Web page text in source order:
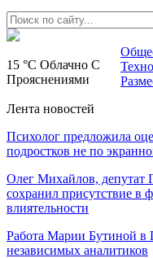
15 °C Облачно С
Прояснениями
Лента новостей
Психолог предложила
подростков не по
Олег Михайлов, депутат
сохранил присутствие в
влиятельности
Работа Марии Бутиной в
независимых аналитиков